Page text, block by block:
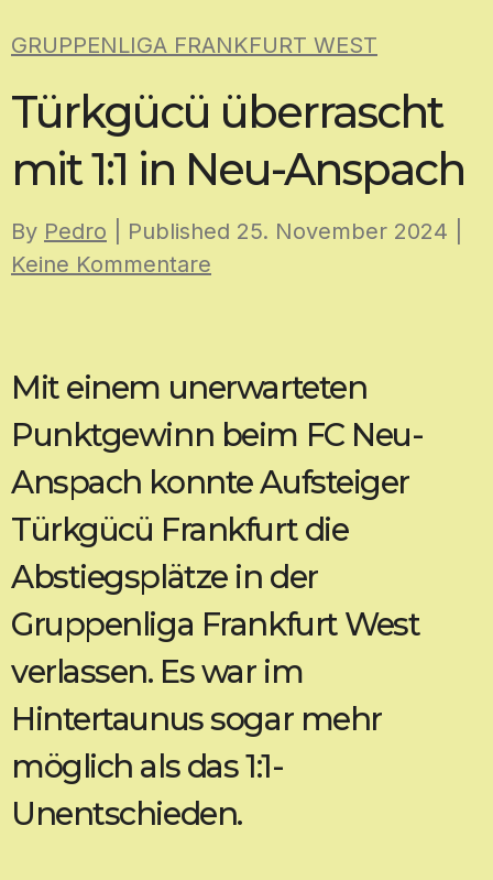
toGRUPPENLIGA FRANKFURT WEST
Türkgücü überrascht
mit 1:1 in Neu-Anspach
By Pedro | Published 25. November 2024
Keine Kommentare
Mit einem unerwarteten
Punktgewinn beim FC Neu-
Anspach konnte Aufsteiger
Türkgücü Frankfurt die
Abstiegsplätze in der
Gruppenliga Frankfurt West
verlassen. Es war im
Hintertaunus sogar mehr
möglich als das 1:1-
Unentschieden.